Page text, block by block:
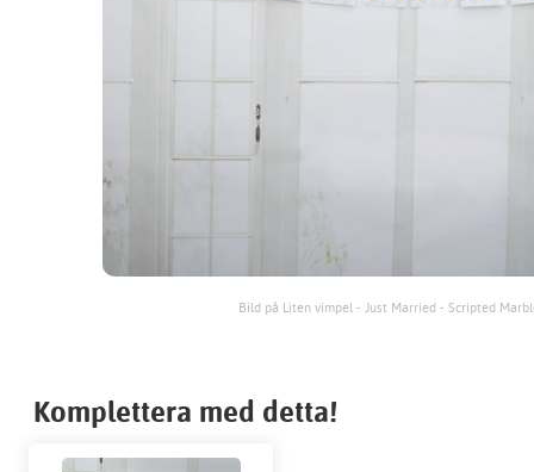
Bild på Liten vimpel - Just Married - Scripted
Komplettera med detta!